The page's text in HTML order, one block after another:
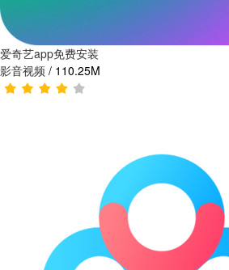
爱奇艺app免费安装
影音视频 / 110.25M